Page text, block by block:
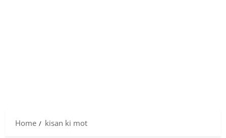
Home kisan ki mot